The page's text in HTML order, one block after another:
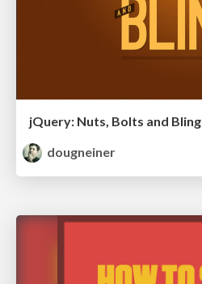
jQuery: Nuts, Bolts and Bling
dougneiner